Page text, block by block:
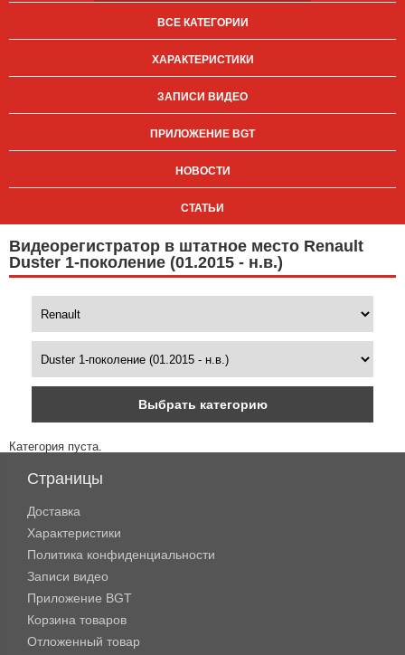
ВСЕ КАТЕГОРИИ
ХАРАКТЕРИСТИКИ
ЗАПИСИ ВИДЕО
ПРИЛОЖЕНИЕ BGT
НОВОСТИ
СТАТЬИ
Видеорегистратор в штатное место Renault
Duster 1-поколение (01.2015 - н.в.)
Выбрать категорию
Категория пуста.
Страницы
Доставка
Характеристики
Политика конфиденциальности
Записи видео
Приложение BGT
Корзина товаров
Отложенный товар